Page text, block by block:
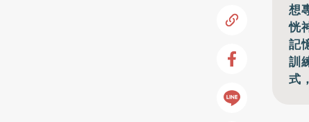
想
恍
記
訓
式